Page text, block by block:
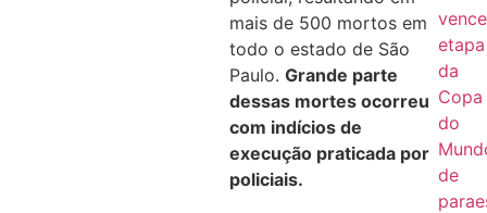
mais de 500 mortos em
todo o estado de São
Paulo.Grande parte
dessas mortes ocorreu
com indícios de
execução praticada por
policiais.
vence
etapa
da
Copa
do
de